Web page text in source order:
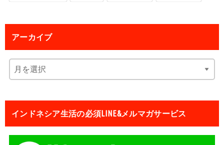
アーカイブ
インドネシア生活の必須LINE&メルマガサービス